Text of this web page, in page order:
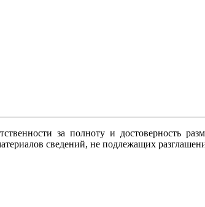
за полноту и достоверность
сведений, не подлежащих